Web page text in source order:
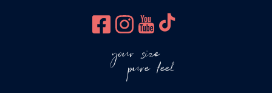
your size
pure feel